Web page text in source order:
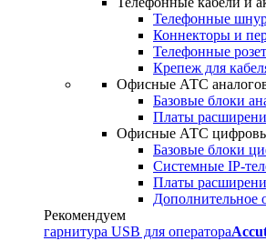
Телефонные
Коннекторы и
Телефонные
Крепеж для
Офисные АТС
Базовые блоки
Платы
Офисные АТС
Базовые блоки
Системные IP-
Платы
Дополнительное
Рекомендуем
гарнитура USB для оператора